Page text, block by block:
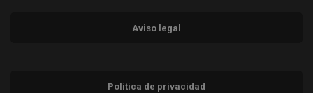
Aviso legal
Política de privacidad